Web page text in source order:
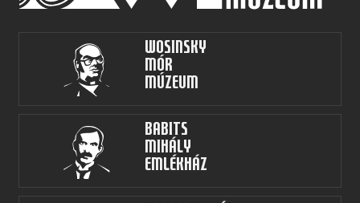
Wosinsky
Mór
Múzeum
Babits
Mihály
Emlékház